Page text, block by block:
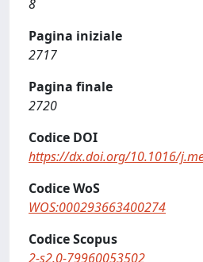
8
Pagina iniziale
2717
Pagina finale
2720
Codice DOI
https://dx.doi.org/10.1016/
Codice WoS
WOS:000293663400274
Codice Scopus
2-s2.0-79960053502